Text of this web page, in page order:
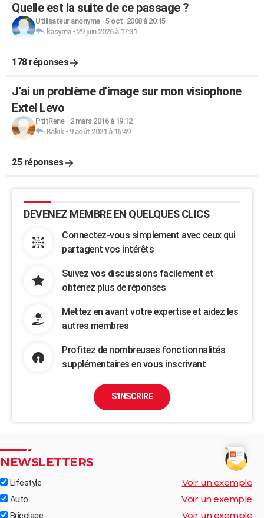
Quelle est la suite de ce passage ?
Utilisateur anonyme- 5 oct. 2008 à 20:15
kasyma- 29 juin 2026 à 17:31
178 réponses
J'ai un problème d'image sur mon visiophone
Extel Levo
PtitRene- 2 mars 2016 à 19:12
Kakik- 9 août 2021 à 16:49
25 réponses
DEVENEZ MEMBRE EN QUELQUES CLICS
Connectez-vous simplement avec ceux qui
partagent vos intérêts
Suivez vos discussions facilement et
obtenez plus de réponses
Mettez en avant votre expertise et aidez les
autres membres
Profitez de nombreuses fonctionnalités
supplémentaires en vous inscrivant
S'INSCRIRE
NEWSLETTERS
Lifestyle Voir un exemple
Auto Voir un exemple
Bricolage Voir un exemple